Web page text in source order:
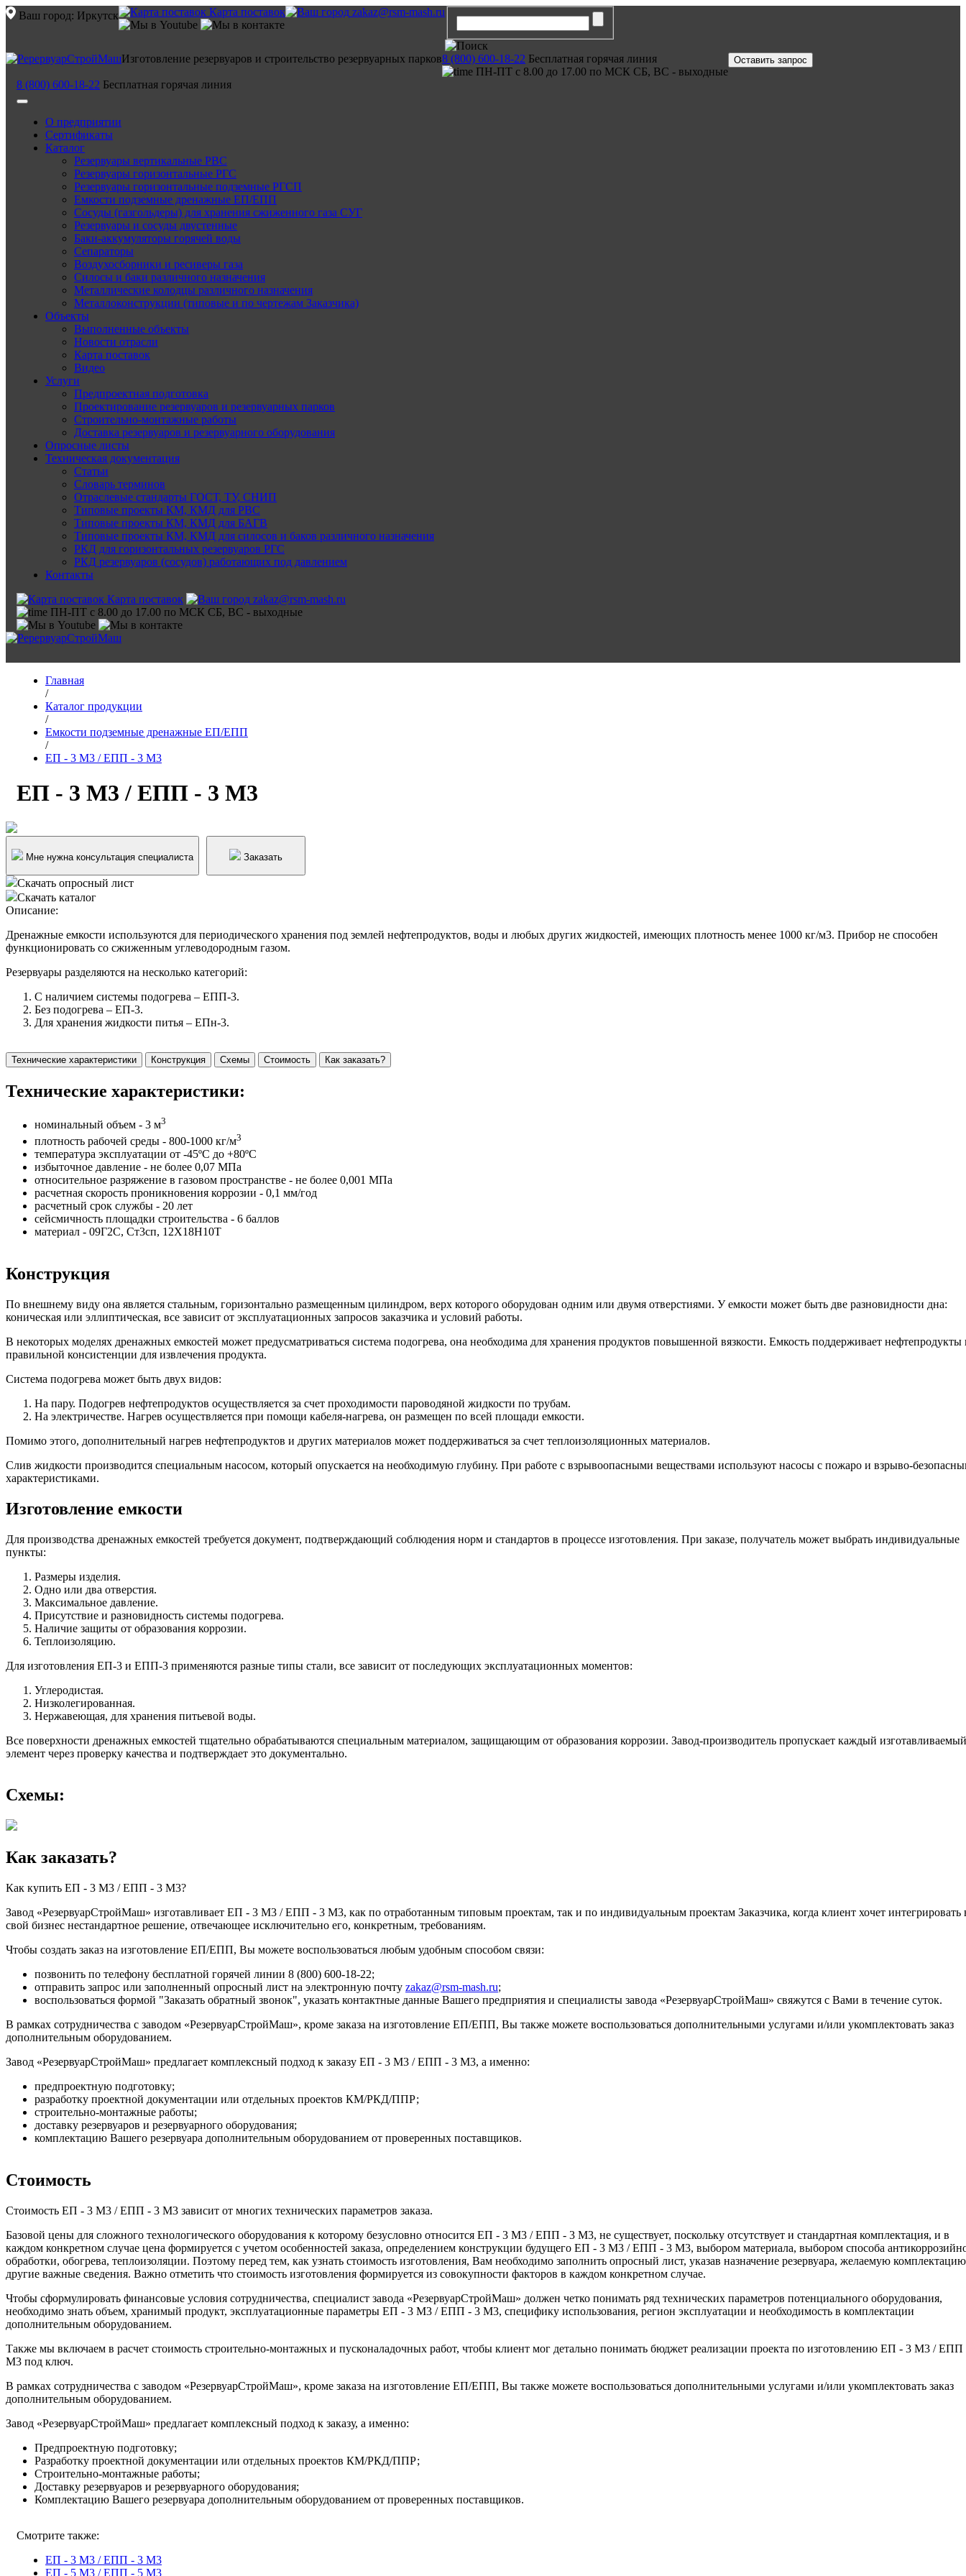
Ваш город: Иркутск Карта поставок zakaz@rsm-mash.ru
Изготовление резервуаров и строительство резервуарных парков8 (800) 600-18-22 Бесплатная горячая линия
ПН-ПТ с 8.00 до 17.00 по МСК СБ, ВС - выходные
Оставить запрос
8 (800) 600-18-22 Бесплатная горячая линия
О предприятии
Сертификаты
Каталог
Резервуары вертикальные РВС
Резервуары горизонтальные РГС
Резервуары горизонтальные подземные РГСП
Емкости подземные дренажные ЕП/ЕПП
Сосуды (газгольдеры) для хранения сжиженного газа СУГ
Резервуары и сосуды двустенные
Баки-аккумуляторы горячей воды
Сепараторы
Воздухосборники и ресиверы газа
Силосы и баки различного назначения
Металлические колодцы различного назначения
Металлоконструкции (типовые и по чертежам Заказчика)
Объекты
Выполненные объекты
Новости отрасли
Карта поставок
Видео
Услуги
Предпроектная подготовка
Проектирование резервуаров и резервуарных парков
Строительно-монтажные работы
Доставка резервуаров и резервуарного оборудования
Опросные листы
Техническая документация
Статьи
Словарь терминов
Отраслевые стандарты ГОСТ, ТУ, СНИП
Типовые проекты КМ, КМД для РВС
Типовые проекты КМ, КМД для БАГВ
Типовые проекты КМ, КМД для силосов и баков различного назначения
РКД для горизонтальных резервуаров РГС
РКД резервуаров (сосудов) работающих под давлением
Контакты
Карта поставок
zakaz@rsm-mash.ru
ПН-ПТ с 8.00 до 17.00 по МСК СБ, ВС - выходные
Главная
/
Каталог продукции
/
Емкости подземные дренажные ЕП/ЕПП
/
ЕП - 3 М3 / ЕПП - 3 М3
ЕП - 3 М3 / ЕПП - 3 М3
Мне нужна консультация специалиста Заказать
Скачать опросный лист
Скачать каталог
Описание:
Дренажные емкости используются для периодического хранения под землей нефтепродуктов, воды и любых других жидкостей, имеющих плотность менее 1000 кг/м3. Прибор не способен
функционировать со сжиженным углеводородным газом.
Резервуары разделяются на несколько категорий:
С наличием системы подогрева – ЕПП-3.
Без подогрева – ЕП-3.
Для хранения жидкости питья – ЕПн-3.
Технические характеристики Конструкция Схемы Стоимость Как заказать?
Технические характеристики:
номинальный объем - 3 м3
плотность рабочей среды - 800-1000 кг/м3
температура эксплуатации от -45ºС до +80ºС
избыточное давление - не более 0,07 МПа
относительное разряжение в газовом пространстве - не более 0,001 МПа
расчетная скорость проникновения коррозии - 0,1 мм/год
расчетный срок службы - 20 лет
сейсмичность площадки строительства - 6 баллов
материал - 09Г2С, Ст3сп, 12Х18Н10Т
Конструкция
По внешнему виду она является стальным, горизонтально размещенным цилиндром, верх которого оборудован одним или двумя отверстиями. У емкости может быть две разновидности дна:
коническая или эллиптическая, все зависит от эксплуатационных запросов заказчика и условий работы.
В некоторых моделях дренажных емкостей может предусматриваться система подогрева, она необходима для хранения продуктов повышенной вязкости. Емкость поддерживает нефтепродукты
правильной консистенции для извлечения продукта.
Система подогрева может быть двух видов:
На пару. Подогрев нефтепродуктов осуществляется за счет проходимости пароводяной жидкости по трубам.
На электричестве. Нагрев осуществляется при помощи кабеля-нагрева, он размещен по всей площади емкости.
Помимо этого, дополнительный нагрев нефтепродуктов и других материалов может поддерживаться за счет теплоизоляционных материалов.
Слив жидкости производится специальным насосом, который опускается на необходимую глубину. При работе с взрывоопасными веществами используют насосы с пожаро и взрыво-
характеристиками.
Изготовление емкости
Для производства дренажных емкостей требуется документ, подтверждающий соблюдения норм и стандартов в процессе изготовления. При заказе, получатель может выбрать индивидуальные
пункты:
Размеры изделия.
Одно или два отверстия.
Максимальное давление.
Присутствие и разновидность системы подогрева.
Наличие защиты от образования коррозии.
Теплоизоляцию.
Для изготовления ЕП-3 и ЕПП-3 применяются разные типы стали, все зависит от последующих эксплуатационных моментов:
Углеродистая.
Низколегированная.
Нержавеющая, для хранения питьевой воды.
Все поверхности дренажных емкостей тщательно обрабатываются специальным материалом, защищающим от образования коррозии. Завод-производитель пропускает каждый изготавливаемый
элемент через проверку качества и подтверждает это документально.
Схемы:
Как заказать?
Как купить ЕП - 3 М3 / ЕПП - 3 М3?
Завод «РезервуарСтройМаш» изготавливает ЕП - 3 М3 / ЕПП - 3 М3, как по отработанным типовым проектам, так и по индивидуальным проектам Заказчика, когда клиент хочет интегрировать
свой бизнес нестандартное решение, отвечающее исключительно его, конкретным, требованиям.
Чтобы создать заказ на изготовление ЕП/ЕПП, Вы можете воспользоваться любым удобным способом связи:
позвонить по телефону бесплатной горячей линии 8 (800) 600-18-22;
отправить запрос или заполненный опросный лист на электронную почту zakaz@rsm-mash.ru;
воспользоваться формой "Заказать обратный звонок", указать контактные данные Вашего предприятия и специалисты завода «РезервуарСтройМаш» свяжутся с Вами в течение суток.
В рамках сотрудничества с заводом «РезервуарСтройМаш», кроме заказа на изготовление ЕП/ЕПП, Вы также можете воспользоваться дополнительными услугами и/или укомплектовать заказ
дополнительным оборудованием.
Завод «РезервуарСтройМаш» предлагает комплексный подход к заказу ЕП - 3 М3 / ЕПП - 3 М3, а именно:
предпроектную подготовку;
разработку проектной документации или отдельных проектов КМ/РКД/ППР;
строительно-монтажные работы;
доставку резервуаров и резервуарного оборудования;
комплектацию Вашего резервуара дополнительным оборудованием от проверенных поставщиков.
Стоимость
Стоимость ЕП - 3 М3 / ЕПП - 3 М3 зависит от многих технических параметров заказа.
Базовой цены для сложного технологического оборудования к которому безусловно относится ЕП - 3 М3 / ЕПП - 3 М3, не существует, поскольку отсутствует и стандартная комплектация, и в
каждом конкретном случае цена формируется с учетом особенностей заказа, определением конструкции будущего ЕП - 3 М3 / ЕПП - 3 М3, выбором материала, выбором способа
обработки, обогрева, теплоизоляции. Поэтому перед тем, как узнать стоимость изготовления, Вам необходимо заполнить опросный лист, указав назначение резервуара, желаемую
другие важные сведения. Важно отметить что стоимость изготовления формируется из совокупности факторов в каждом конкретном случае.
Чтобы сформулировать финансовые условия сотрудничества, специалист завода «РезервуарСтройМаш» должен четко понимать ряд технических параметров потенциального оборудования,
необходимо знать объем, хранимый продукт, эксплуатационные параметры ЕП - 3 М3 / ЕПП - 3 М3, специфику использования, регион эксплуатации и необходимость в комплектации
дополнительным оборудованием.
Также мы включаем в расчет стоимость строительно-монтажных и пусконаладочных работ, чтобы клиент мог детально понимать бюджет реализации проекта по изготовлению ЕП - 3 М3 / ЕПП
М3 под ключ.
В рамках сотрудничества с заводом «РезервуарСтройМаш», кроме заказа на изготовление ЕП/ЕПП, Вы также можете воспользоваться дополнительными услугами и/или укомплектовать заказ
дополнительным оборудованием.
Завод «РезервуарСтройМаш» предлагает комплексный подход к заказу, а именно:
Предпроектную подготовку;
Разработку проектной документации или отдельных проектов КМ/РКД/ППР;
Строительно-монтажные работы;
Доставку резервуаров и резервуарного оборудования;
Комплектацию Вашего резервуара дополнительным оборудованием от проверенных поставщиков.
Смотрите также:
ЕП - 3 М3 / ЕПП - 3 М3
ЕП - 5 М3 / ЕПП - 5 М3